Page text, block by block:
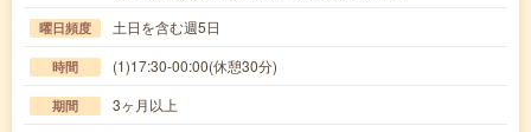
曜日頻度 土日を含む週5日
時間 (1)17:30-00:00(休憩30分)
期間 3ヶ月以上